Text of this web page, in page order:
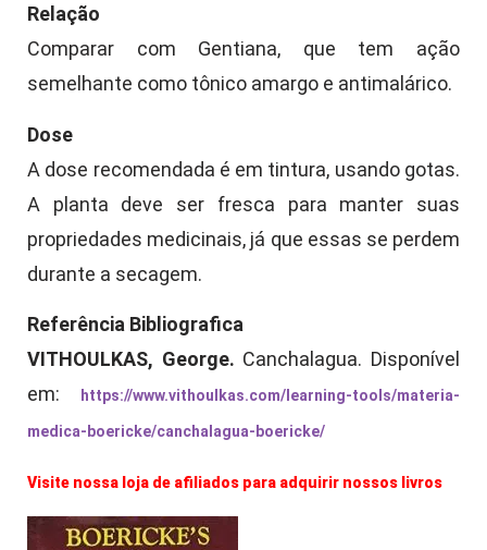
Relação
Comparar com Gentiana, que tem ação
semelhante como tônico amargo e antimalárico.
Dose
A dose recomendada é em tintura, usando gotas.
A planta deve ser fresca para manter suas
propriedades medicinais, já que essas se perdem
durante a secagem.
Referência Bibliografica
VITHOULKAS, George. Canchalagua. Disponível
em:
https://www.vithoulkas.com/learning-tools/materia-
medica-boericke/canchalagua-boericke/
Visite nossa loja de afiliados para adquirir nossos livros